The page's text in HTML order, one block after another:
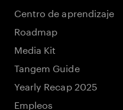
Centro de aprendizaje
Roadmap
Media Kit
Tangem Guide
Yearly Recap 2025
Empleos